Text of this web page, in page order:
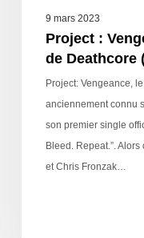
9 mars 2023
Project :
de Deathcore
Project: Vengeance,
anciennement connu
son premier single
Bleed. Repeat.”.
et Chris Fronzak…